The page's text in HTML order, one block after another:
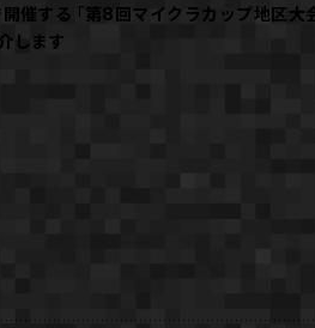
催する「第8回マイクラカップ地区
します